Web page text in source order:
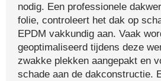
nodig. Een professionele
folie, controleert het dak op
EPDM vakkundig aan. Vaak
geoptimaliseerd tijdens deze
zwakke plekken aangepakt en
schade aan de dakconstructie.